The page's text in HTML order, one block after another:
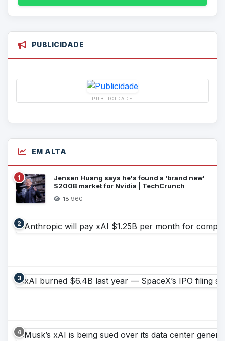
PUBLICIDADE
PUBLICIDADE
EM ALTA
1
Jensen Huang says he's found a 'brand new'
$200B market for Nvidia | TechCrunch
18.960
2
3
4